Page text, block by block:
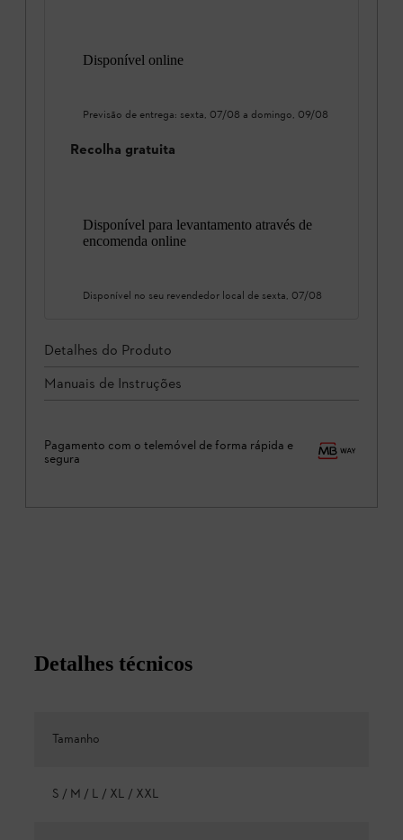
Disponível online
Previsão de entrega: sexta, 07/08 a domingo, 09/08
Recolha gratuita
Disponível para levantamento através de
encomenda online
Disponível no seu revendedor local de sexta, 07/08
Detalhes do Produto
Manuais de Instruções
Pagamento com o telemóvel de forma rápida e
segura
Detalhes técnicos
Tamanho
S / M / L / XL / XXL